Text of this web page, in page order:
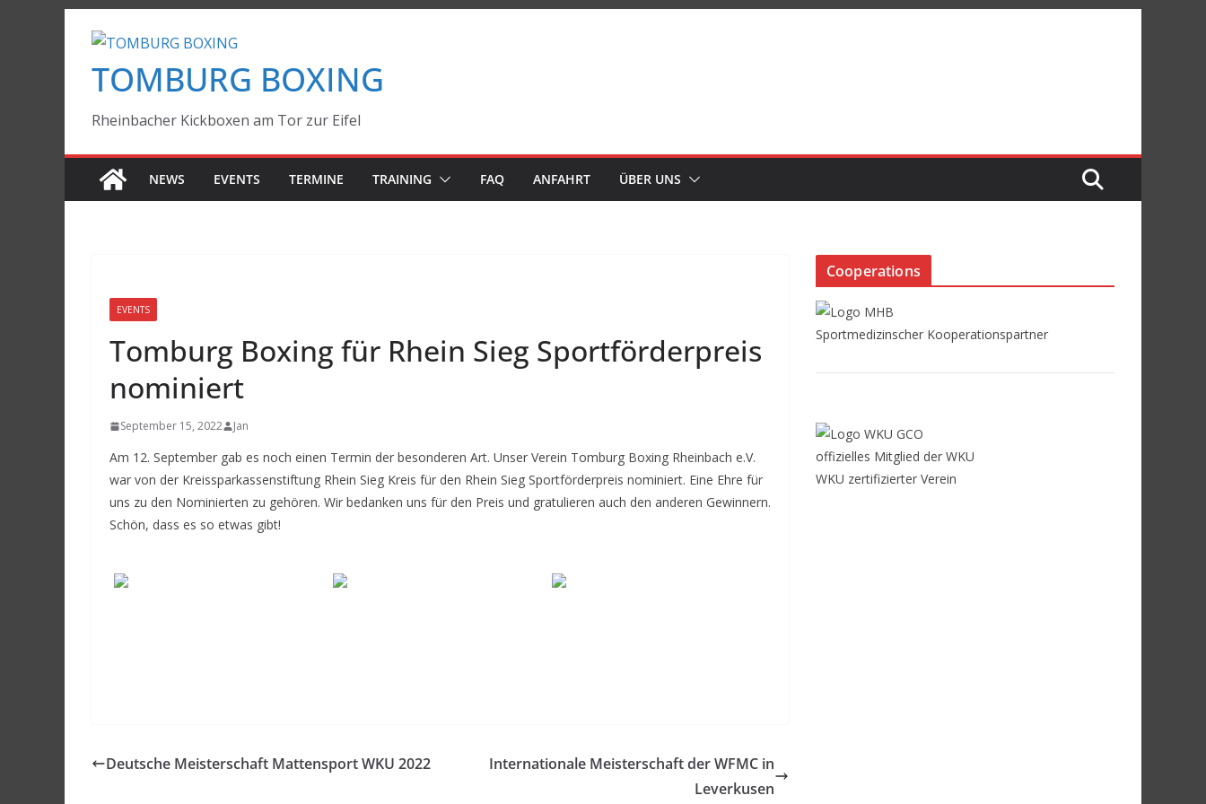
Inhalt
springen
TOMBURG BOXING
Rheinbacher Kickboxen am Tor zur Eifel
NEWS EVENTS TERMINE TRAINING FAQ ANFAHRT ÜBER UNS
EVENTS
Tomburg Boxing für Rhein Sieg Sportförderpreis
nominiert
September 15, 2022 Jan
Am 12. September gab es noch einen Termin der besonderen Art. Unser Verein Tomburg Boxing Rheinbach e.V.
war von der Kreissparkassenstiftung Rhein Sieg Kreis für den Rhein Sieg Sportförderpreis nominiert. Eine Ehre für
uns zu den Nominierten zu gehören. Wir bedanken uns für den Preis und gratulieren auch den anderen Gewinnern.
Schön, dass es so etwas gibt!
Deutsche Meisterschaft Mattensport WKU 2022
Internationale Meisterschaft der WFMC in
Leverkusen
Cooperations
Sportmedizinscher Kooperationspartner
offizielles Mitglied der WKU
WKU zertifizierter Verein